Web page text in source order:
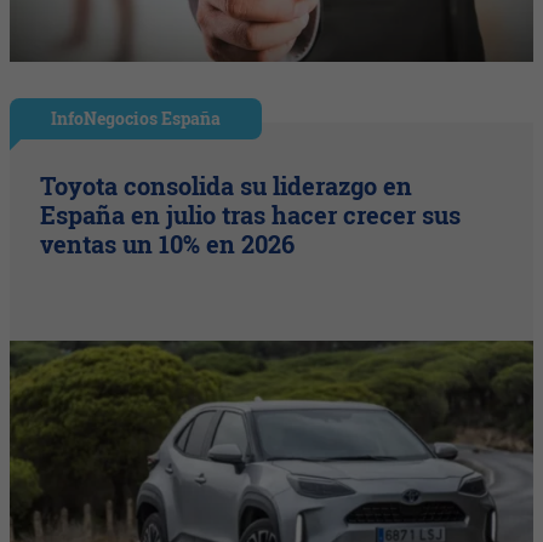
InfoNegocios España
Toyota consolida su liderazgo en
España en julio tras hacer crecer sus
ventas un 10% en 2026